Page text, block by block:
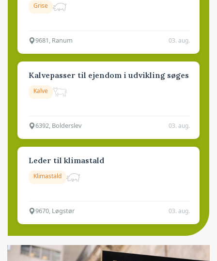
Grise
9681, Ranum 03. aug.
Kalvepasser til ejendom i udvikling søges
Kalve
6392, Bolderslev 03. aug.
Leder til klimastald
Klimastald
9670, Løgstør 03. aug.